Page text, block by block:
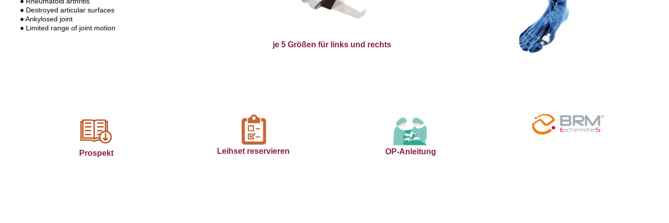
● Destroyed articular surfaces
● Ankylosed joint
● Limited range of joint motion
je 5 Größen für links und rechts
Prospekt Leihset reservieren OP-Anleitung